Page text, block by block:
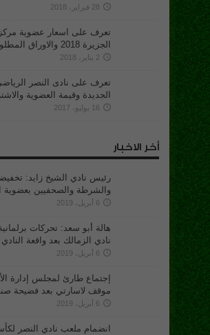
28 فبراير، 2018
تعرف على اسعار عضوية
الجزيرة 2018 والاوراق المطلوبة للعضوية
2 يناير، 2018
تعرف على نادى النصر
الجديدة وقيمة العضوية
16 يوليو، 2017
أخر الاخبار
رئيس نادي الشيخ زايد:
والشرطة والصحفيين بعضوية
6 أبريل، 2019
هالة أبو سعد: تحركات
نادي الزمالك بعد واقعة
6 أبريل، 2019
إجتماع طارئ لمجلس إدارة
موقف لاسارتي بعد فضيحة
6 أبريل، 2019
انضمام ملعب نادي النصر